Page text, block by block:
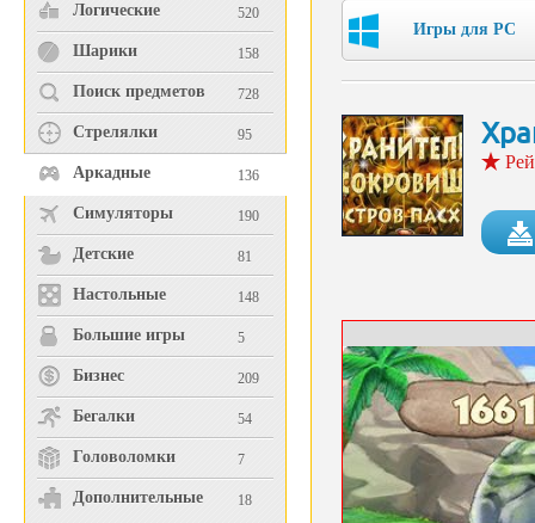
Логические 520
Шарики 158
Поиск предметов 728
Стрелялки 95
Аркадные 136
Симуляторы 190
Детские 81
Настольные 148
Большие игры 5
Бизнес 209
Бегалки 54
Головоломки 7
Дополнительные 18
Игры для PC